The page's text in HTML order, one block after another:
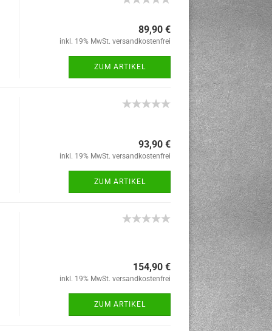
89,90 €
inkl. 19% MwSt. versandkostenfrei
ZUM ARTIKEL
93,90 €
inkl. 19% MwSt. versandkostenfrei
ZUM ARTIKEL
154,90 €
inkl. 19% MwSt. versandkostenfrei
ZUM ARTIKEL